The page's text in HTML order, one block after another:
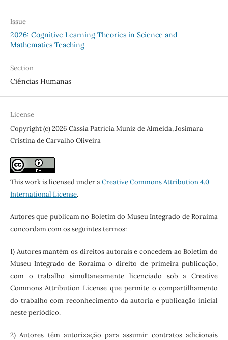
Issue
2026: Cognitive Learning Theories in Science and
Mathematics Teaching
Section
Ciências Humanas
License
Copyright (c) 2026 Cássia Patrícia Muniz de Almeida, Josimara
Cristina de Carvalho Oliveira
This work is licensed under aCreative Commons Attribution 4.0
International License.
Autores que publicam no Boletim do Museu Integrado de Roraima
concordam com os seguintes termos:
1) Autores mantém os direitos autorais e concedem ao Boletim do
Museu Integrado de Roraima o direito de primeira publicação,
com o trabalho simultaneamente licenciado sob a Creative
Commons Attribution License que permite o compartilhamento
do trabalho com reconhecimento da autoria e publicação inicial
neste periódico.
2) Autores têm autorização para assumir contratos adicionais